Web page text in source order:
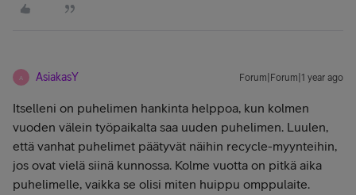
A AsiakasY Forum|Forum|1 year ago
Itselleni on puhelimen hankinta helppoa, kun kolmen
vuoden välein työpaikalta saa uuden puhelimen. Luulen,
että vanhat puhelimet päätyvät näihin recycle-myynteihin,
jos ovat vielä siinä kunnossa. Kolme vuotta on pitkä aika
puhelimelle, vaikka se olisi miten huippu omppulaite.